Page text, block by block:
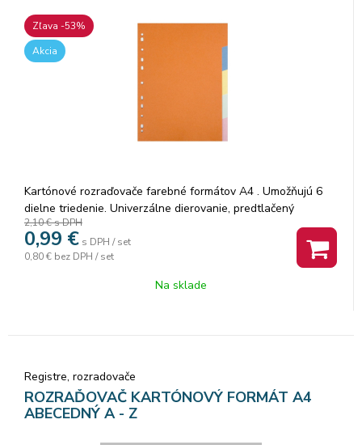
Zľava -53%
Akcia
Kartónové rozraďovače farebné formátov A4 . Umožňujú 6
dielne triedenie. Univerzálne dierovanie, predtlačený
popisovateľný titulný list. Formát A4 umožňuje využitie
rozraďovača pri ukladaní dokumentov v prospektových
obaloch.
2,10 €s DPH
0,99 € s DPH / set
0,80 € bez DPH / set
Na sklade
Registre, rozradovače
ROZRAĎOVAČ KARTÓNOVÝ FORMÁT A4
ABECEDNÝ A - Z